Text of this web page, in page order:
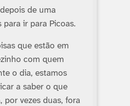
de uma
ir para Picoas.
que estão em
com quem
o dia, estamos
a saber o que
por vezes duas, fora